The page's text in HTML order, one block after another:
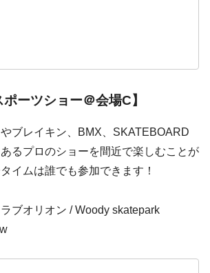
ポーツショー＠会場C】
ブレイキン、BMX、SKATEBOARD
るプロのショーを間近で楽しむことが
イムは誰でも参加できます！
ブオリオン / Woody skatepark